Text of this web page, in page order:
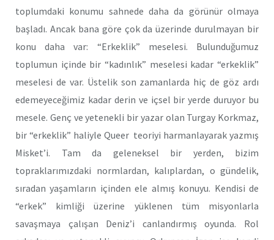
toplumdaki konumu sahnede daha da görünür olmaya
başladı. Ancak bana göre çok da üzerinde durulmayan bir
konu daha var: “Erkeklik” meselesi. Bulunduğumuz
toplumun içinde bir “kadınlık” meselesi kadar “erkeklik”
meselesi de var. Üstelik son zamanlarda hiç de göz ardı
edemeyeceğimiz kadar derin ve içsel bir yerde duruyor bu
mesele. Genç ve yetenekli bir yazar olan Turgay Korkmaz,
bir “erkeklik” haliyle Queer teoriyi harmanlayarak yazmış
Misket’i. Tam da geleneksel bir yerden, bizim
topraklarımızdaki normlardan, kalıplardan, o gündelik,
sıradan yaşamların içinden ele almış konuyu. Kendisi de
“erkek” kimliği üzerine yüklenen tüm misyonlarla
savaşmaya çalışan Deniz’i canlandırmış oyunda. Rol